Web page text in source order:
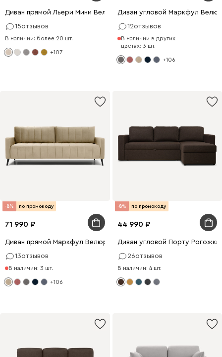
Диван прямой Льери Мини Велюр Молочный
15отзывов
В наличии: более 20 шт.
+107
Диван угловой Маркфул
12отзывов
В наличии в других
цветах: 3 шт.
+106
-8% по промокоду
71 990
Диван прямой Маркфул Велюр Бежевый
13отзывов
В наличии: 3 шт.
+106
-8% по промокоду
44 990
Диван угловой Порту Рогожка
26отзывов
В наличии: 4 шт.